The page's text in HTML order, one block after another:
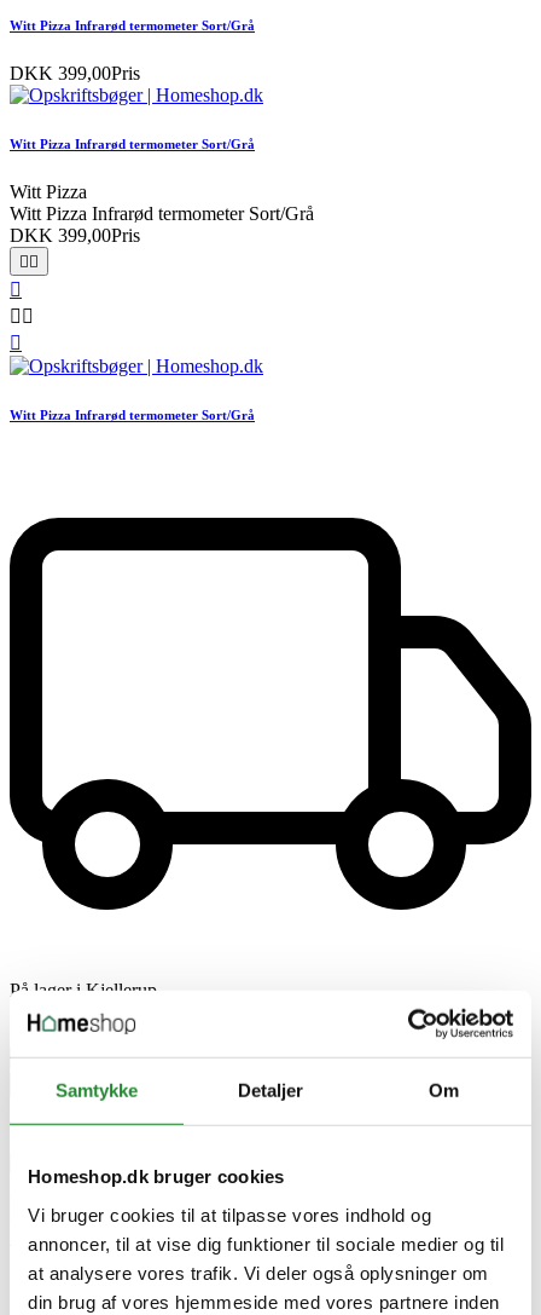
Samtykke Detaljer Om
Homeshop.dk bruger cookies
Vi bruger cookies til at tilpasse vores indhold og
annoncer, til at vise dig funktioner til sociale medier og til
at analysere vores trafik. Vi deler også oplysninger om
din brug af vores hjemmeside med vores partnere inden
Witt Pizza Infrarød termometer Sort/Grå
DKK 399,00Pris
Witt Pizza Infrarød termometer Sort/Grå
Witt Pizza
Witt Pizza Infrarød termometer Sort/Grå
DKK 399,00Pris
 

 

Witt Pizza Infrarød termometer Sort/Grå
På lager i Kjellerup
Leveringstid 1-3 hverdage
DKK 399,00Pris
remove
add
Tilføj til kurv
